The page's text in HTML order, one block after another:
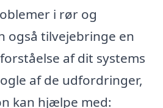
i rør og
også tilvejebringe en
af dit systems
af de udfordringer,
kan hjælpe med: